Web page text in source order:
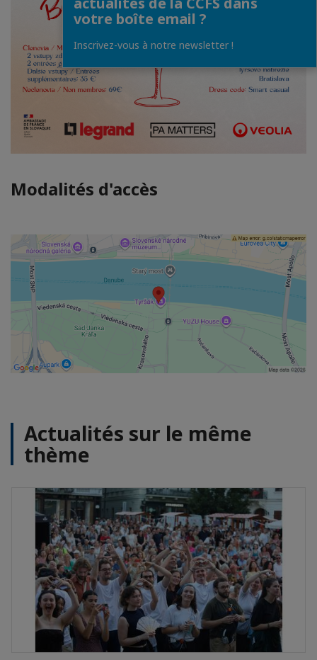
Modalités d'accès
Actualités sur le même
thème
votre boîte email ?
Inscrivez-vous à notre newsletter !